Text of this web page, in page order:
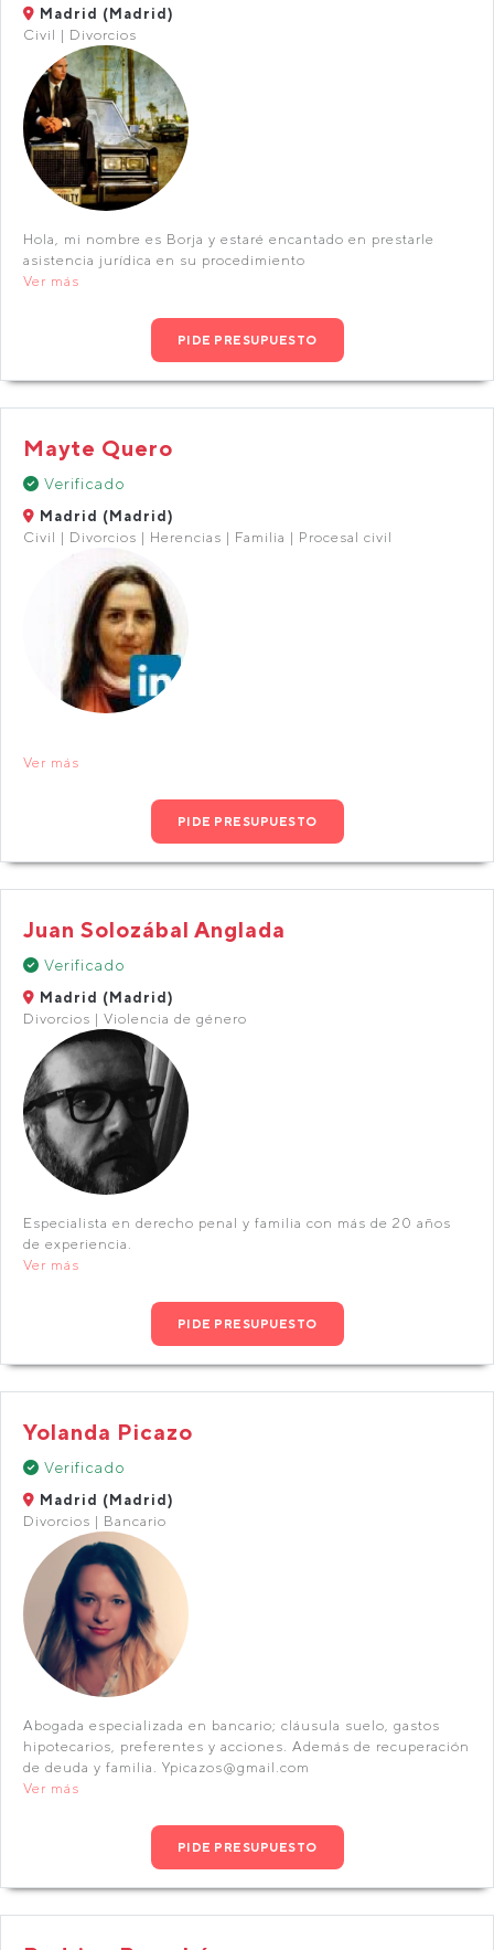
Madrid (Madrid)
Civil | Divorcios
Hola, mi nombre es Borja y estaré encantado en prestarle
asistencia jurídica en su procedimiento
Ver más
PIDE PRESUPUESTO
Mayte Quero
Verificado
Madrid (Madrid)
Civil | Divorcios | Herencias | Familia | Procesal civil
Ver más
PIDE PRESUPUESTO
Juan Solozábal Anglada
Verificado
Madrid (Madrid)
Divorcios | Violencia de género
Especialista en derecho penal y familia con más de 20 años
de experiencia.
Ver más
PIDE PRESUPUESTO
Yolanda Picazo
Verificado
Madrid (Madrid)
Divorcios | Bancario
Abogada especializada en bancario; cláusula suelo, gastos
hipotecarios, preferentes y acciones. Además de recuperación
de deuda y familia. Ypicazos@gmail.com
Ver más
PIDE PRESUPUESTO